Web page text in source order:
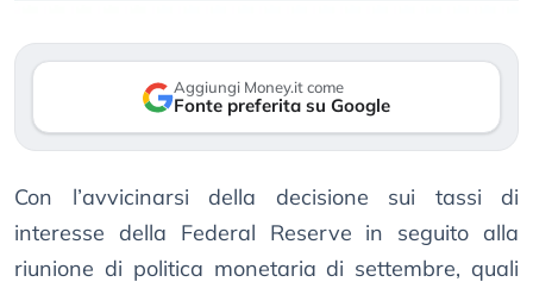
Aggiungi Money.it come
Fonte preferita su Google
Con l’avvicinarsi della decisione sui tassi di
interesse della Federal Reserve in seguito alla
riunione di politica monetaria di settembre, quali